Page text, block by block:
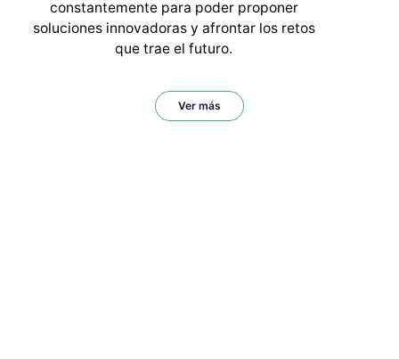
constantemente para poder proponer
soluciones innovadoras y afrontar los retos
que trae el futuro.
Ver más